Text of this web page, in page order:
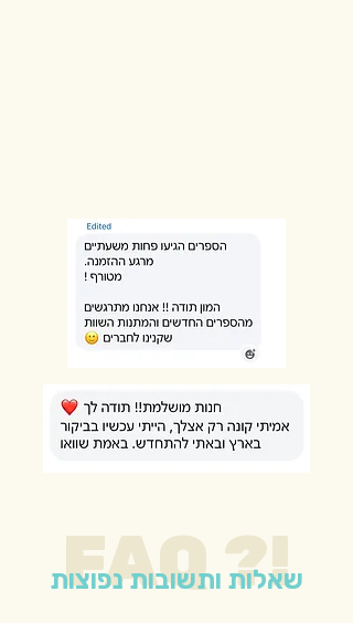
FAQ ?!
שאלות ותשובות נפוצות